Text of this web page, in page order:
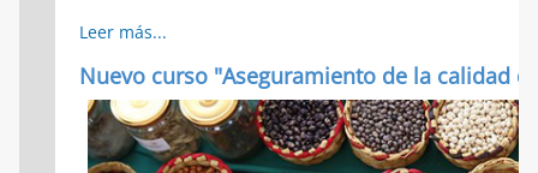
Leer más...
Nuevo curso "Aseguramiento de la calidad